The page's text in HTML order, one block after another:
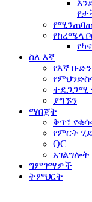
የከረሜላ
ስለ እኛ
የእኛ ቡድን
ተደጋጋሚ
ያግኙን
ማበጀት
ቅጥ፣
የምርት
QC
አገልግሎት
ግምገማዎች
ትምህርት